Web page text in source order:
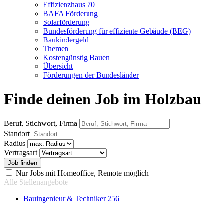
Effizienzhaus 70
BAFA Förderung
Solarförderung
Bundesförderung für effiziente Gebäude (BEG)
Baukindergeld
Themen
Kostengünstig Bauen
Übersicht
Förderungen der Bundesländer
Finde deinen Job im Holzbau
Beruf, Stichwort, Firma
Standort
Radius
Vertragsart
Nur Jobs mit Homeoffice, Remote möglich
Alle Stellenangebote
Bauingenieur & Techniker 256